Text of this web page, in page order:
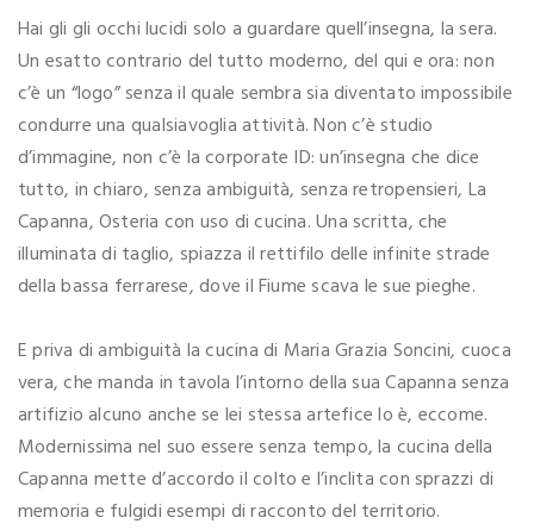
Hai gli gli occhi lucidi solo a guardare quell’insegna, la sera.
Un esatto contrario del tutto moderno, del qui e ora: non
c’è un “logo” senza il quale sembra sia diventato impossibile
condurre una qualsiavoglia attività. Non c’è studio
d’immagine, non c’è la corporate ID: un’insegna che dice
tutto, in chiaro, senza ambiguità, senza retropensieri, La
Capanna, Osteria con uso di cucina. Una scritta, che
illuminata di taglio, spiazza il rettifilo delle infinite strade
della bassa ferrarese, dove il Fiume scava le sue pieghe.
E priva di ambiguità la cucina di Maria Grazia Soncini, cuoca
vera, che manda in tavola l’intorno della sua Capanna senza
artifizio alcuno anche se lei stessa artefice lo è, eccome.
Modernissima nel suo essere senza tempo, la cucina della
Capanna mette d’accordo il colto e l’inclita con sprazzi di
memoria e fulgidi esempi di racconto del territorio.